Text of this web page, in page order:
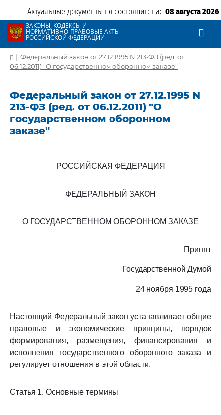
Актуальные документы по состоянию на: 08 августа 2026
ЗАКОНЫ, КОДЕКСЫ И
НОРМАТИВНО-ПРАВОВЫЕ АКТЫ
РОССИЙСКОЙ ФЕДЕРАЦИИ
| Федеральный закон от 27.12.1995 N 213-ФЗ (ред. от
06.12.2011) "О государственном оборонном заказе"
Федеральный закон от 27.12.1995 N
213-ФЗ (ред. от 06.12.2011) "О
государственном оборонном
заказе"
РОССИЙСКАЯ ФЕДЕРАЦИЯ
ФЕДЕРАЛЬНЫЙ ЗАКОН
О ГОСУДАРСТВЕННОМ ОБОРОННОМ ЗАКАЗЕ
Принят
Государственной Думой
24 ноября 1995 года
Настоящий Федеральный закон устанавливает общие
правовые и экономические принципы, порядок
формирования, размещения, финансирования и
исполнения государственного оборонного заказа и
регулирует отношения в этой области.
Статья 1. Основные термины